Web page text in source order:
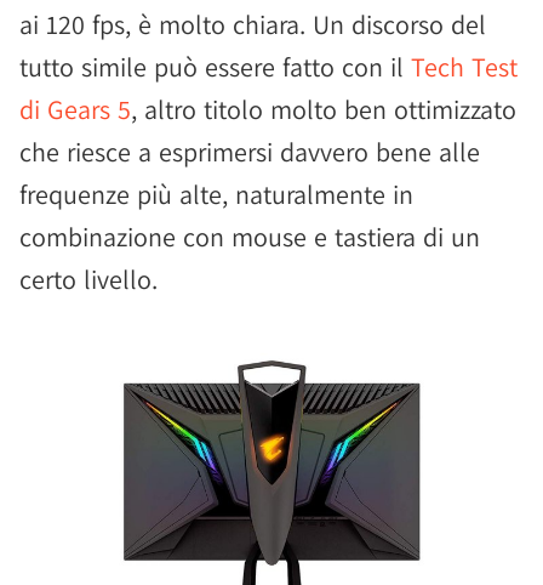
ai 120 fps, è molto chiara. Un discorso del
tutto simile può essere fatto con il Tech Test
di Gears 5, altro titolo molto ben ottimizzato
che riesce a esprimersi davvero bene alle
frequenze più alte, naturalmente in
combinazione con mouse e tastiera di un
certo livello.